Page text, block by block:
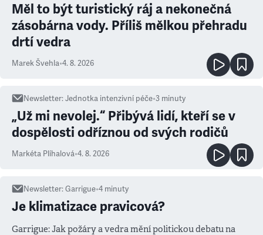
Měl to být turistický ráj a nekonečná
zásobárna vody. Příliš mělkou přehradu
drtí vedra
Marek Švehla•4. 8. 2026
Newsletter:Jednotka intenzivní péče•3 minuty
„Už mi nevolej.“ Přibývá lidí, kteří se v
dospělosti odříznou od svých rodičů
Markéta Plíhalová•4. 8. 2026
Newsletter:Garrigue•4 minuty
Je klimatizace pravicová?
Garrigue: Jak požáry a vedra mění politickou debatu na